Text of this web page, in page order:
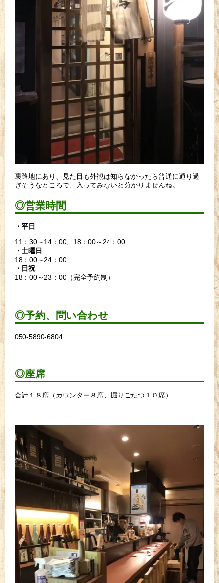
裏路地にあり、見た目も外観は知らなかったら普通に通り過
ぎそうなところで、入ってみないと分かりませんね。
◎営業時間
・平日
11：30～14：00、18：00～24：00
・土曜日
18：00～24：00
・日祝
18：00～23：00（完全予約制）
◎予約、問い合わせ
050-5890-6804
◎座席
合計１８席（カウンター８席、掘りごたつ１０席）